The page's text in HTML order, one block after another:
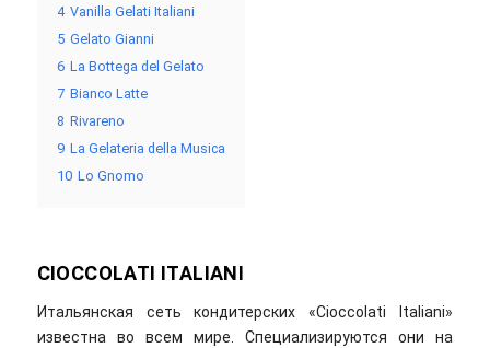
4 Vanilla Gelati Italiani
5 Gelato Gianni
6 La Bottega del Gelato
7 Bianco Latte
8 Rivareno
9 La Gelateria della Musica
10 Lo Gnomo
CIOCCOLATI ITALIANI
Итальянская сеть кондитерских «Cioccolati Italiani»
известна во всем мире. Специализируются они на